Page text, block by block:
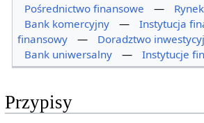
Pośrednictwo finansowe
—
Bank komercyjny
— Instytucja
finansowy
— Doradztwo
Bank uniwersalny
— Instytucje
Przypisy